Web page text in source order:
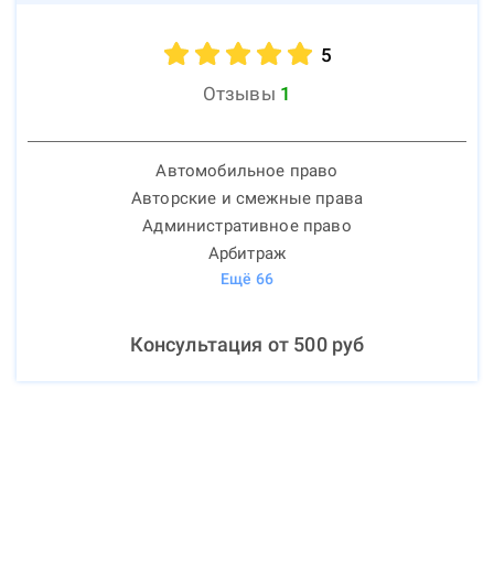
5
Отзывы 1
Автомобильное право
Авторские и смежные права
Административное право
Арбитраж
Ещё 66
Консультация от 500руб